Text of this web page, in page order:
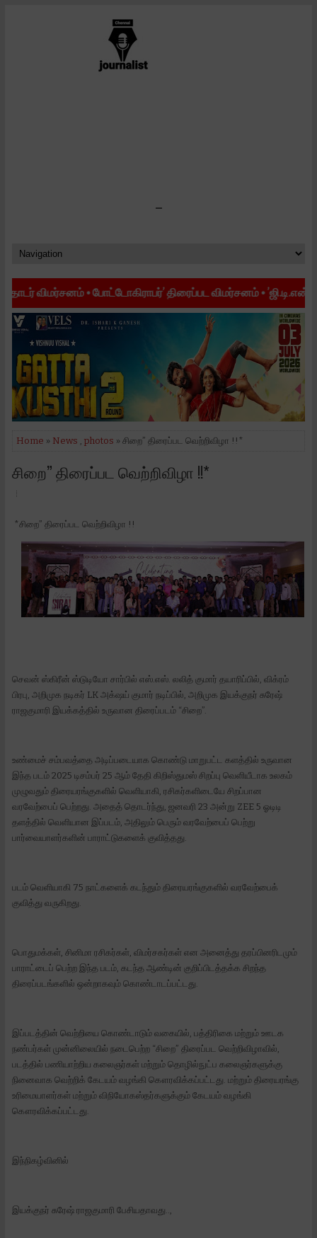
-
போட்டோகிராபர்’ திரைப்பட விமர்சனம்•’ஜி.டி.என்’ திரைப்பட
Home » News photos » சிறை” திரைப்பட வெற்றிவிழா !!*
சிறை” திரைப்பட வெற்றிவிழா !!*
*சிறை” திரைப்பட வெற்றிவிழா !!
செவன் ஸ்கிரீன் ஸ்டுடியோ சார்பில் எஸ்.எஸ். லலித் குமார் தயாரிப்பில், விக்ரம்
பிரபு, அறிமுக நடிகர் LK அக்‌ஷய் குமார் நடிப்பில், அறிமுக இயக்குநர் சுரேஷ்
ராஜகுமாரி இயக்கத்தில் உருவான திரைப்படம் “சிறை”.
உண்மைச் சம்பவத்தை அடிப்படையாக கொண்டு மாறுபட்ட களத்தில் உருவான
இந்த படம் 2025 டிசம்பர் 25 ஆம் தேதி கிறிஸ்துமஸ் சிறப்பு வெளியீடாக உலகம்
முழுவதும் திரையரங்குகளில் வெளியாகி, ரசிகர்களிடையே சிறப்பான
வரவேற்பைப் பெற்றது. அதைத் தொடர்ந்து, ஜனவரி 23 அன்று ZEE 5 ஓடிடி
தளத்தில் வெளியான இப்படம், அதிலும் பெரும் வரவேற்பைப் பெற்று
பார்வையாளர்களின் பாராட்டுகளைக் குவித்தது.
படம் வெளியாகி 75 நாட்களைக் கடந்தும் திரையரங்குகளில் வரவேற்பைக்
குவித்து வருகிறது.
பொதுமக்கள், சினிமா ரசிகர்கள், விமர்சகர்கள் என அனைத்து தரப்பினரிடமும்
பாராட்டைப் பெற்ற இந்த படம், கடந்த ஆண்டின் குறிப்பிடத்தக்க சிறந்த
திரைப்படங்களில் ஒன்றாகவும் கொண்டாடப்பட்டது.
இப்படத்தின் வெற்றியை கொண்டாடும் வகையில், பத்திரிகை மற்றும் ஊடக
நண்பர்கள் முன்னிலையில் நடைபெற்ற “சிறை” திரைப்பட வெற்றிவிழாவில்,
படத்தில் பணியாற்றிய கலைஞர்கள் மற்றும் தொழில்நுட்ப கலைஞர்களுக்கு
நினைவாக வெற்றிக் கேடயம் வழங்கி கௌரவிக்கப்பட்டது. மற்றும் திரையரங்கு
உரிமையாளர்கள் மற்றும் விநியோகஸ்தர்களுக்கும் கேடயம் வழங்கி
கௌரவிக்கப்பட்டது.
இந்நிகழ்வினில்
இயக்குநர் சுரேஷ் ராஜகுமாரி பேசியதாவது..,